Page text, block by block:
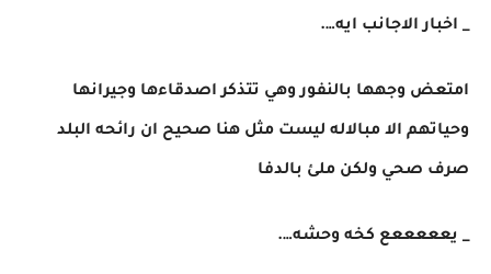
_ اخبار الاجانب ايه….
امتعض وجهها بالنفور وهي تتذكر اصدقاءها وجيرانها
وحياتهم الا مبالاله ليست مثل هنا صحيح ان رائحه البلد
صرف صحي ولكن ملئ بالدفا
_ يعععععع كخه وحشه….